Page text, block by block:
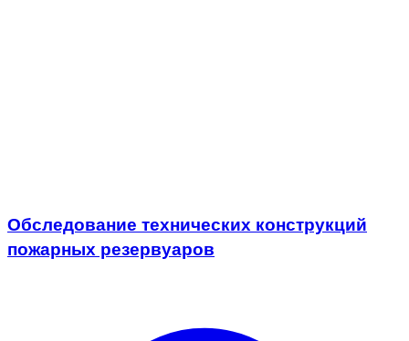
Обследование технических конструкций
пожарных резервуаров